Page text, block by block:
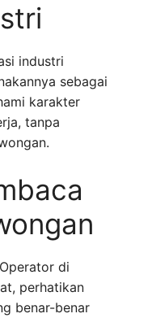
industri
sebagai
karakter
tanpa
di
perhatikan
benar-benar